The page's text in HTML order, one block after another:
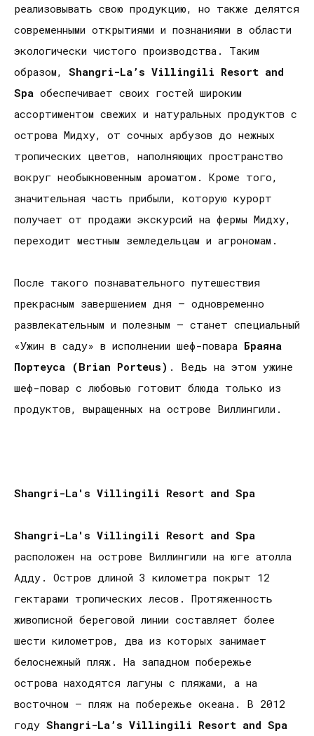
реализовывать свою продукцию, но также делятся
современными открытиями и познаниями в области
экологически чистого производства. Таким
образом, Shangri-La ’s Villingili Resort and
Spa обеспечивает своих гостей широким
ассортиментом свежих и натуральных продуктов с
острова Мидху, от сочных арбузов до нежных
тропических цветов, наполняющих пространство
вокруг необыкновенным ароматом. Кроме того,
значительная часть прибыли, которую курорт
получает от продажи экскурсий на фермы Мидху,
переходит местным земледельцам и агрономам.
После такого познавательного путешествия
прекрасным завершением дня – одновременно
развлекательным и полезным – станет специальный
«Ужин в саду» в исполнении шеф-повара Браяна
Портеуса (Brian Porteus) . Ведь на этом ужине
шеф-повар с любовью готовит блюда только из
продуктов, выращенных на острове Виллингили.
Shangri-La's Villingili Resort and Spa
Shangri-La's Villingili Resort and Spa
расположен на острове Виллингили на юге атолла
Адду. Остров длиной 3 километра покрыт 12
гектарами тропических лесов. Протяженность
живописной береговой линии составляет более
шести километров, два из которых занимает
белоснежный пляж. На западном побережье
острова находятся лагуны с пляжами, а на
восточном – пляж на побережье океана. В 2012
году Shangri-La ’s Villingili Resort and Spa